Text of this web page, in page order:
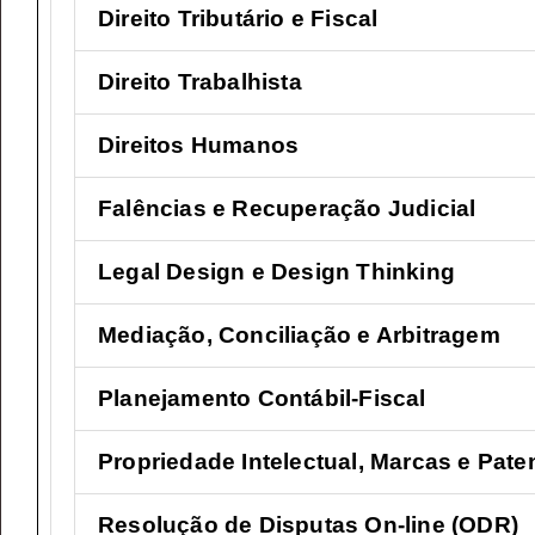
Direito Tributário e Fiscal
Direito Trabalhista
Direitos Humanos
Falências e Recuperação Judicial
Legal Design e Design Thinking
Mediação, Conciliação e Arbitragem
Planejamento Contábil-Fiscal
Propriedade Intelectual, Marcas e
Resolução de Disputas On-line (ODR)